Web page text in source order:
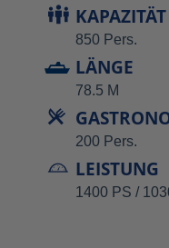
KAPAZITÄT
850 Pers.
LÄNGE
78.5 M
200 Pers.
LEISTUNG
1400 PS /